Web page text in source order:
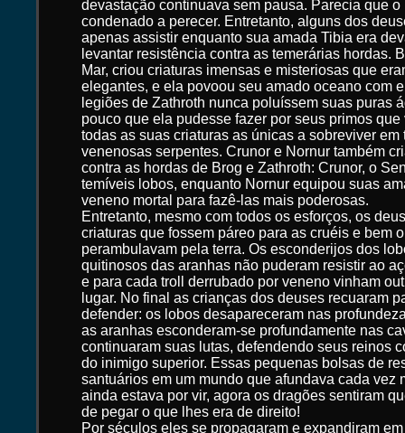
devastação continuava sem pausa. Parecia que
condenado a perecer. Entretanto, alguns dos
apenas assistir enquanto sua amada Tibia era
levantar resistência contra as temerárias hordas.
Mar, criou criaturas imensas e misteriosas que
elegantes, e ela povoou seu amado oceano com
legiões de Zathroth nunca poluíssem suas puras
pouco que ela pudesse fazer por seus primos
todas as suas criaturas as únicas a sobreviver em
venenosas serpentes. Crunor e Nornur também
contra as hordas de Brog e Zathroth: Crunor, o
temíveis lobos, enquanto Nornur equipou suas
veneno mortal para fazê-las mais poderosas.
Entretanto, mesmo com todos os esforços, os
criaturas que fossem páreo para as cruéis e bem
perambulavam pela terra. Os esconderijos dos
quitinosos das aranhas não puderam resistir ao
e para cada troll derrubado por veneno vinham
lugar. No final as crianças dos deuses recuaram
defender: os lobos desapareceram nas
as aranhas esconderam-se profundamente nas
continuaram suas lutas, defendendo seus reinos
do inimigo superior. Essas pequenas bolsas de
santuários em um mundo que afundava cada vez
ainda estava por vir, agora os dragões sentiram
de pegar o que lhes era de direito!
Por séculos eles se propagaram e expandiram